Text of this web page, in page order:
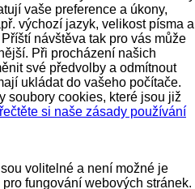
vaše preference a úkony,
výchozí jazyk, velikost písma a
návštěva tak pro vás může
Při procházení našich
své předvolby a odmítnout
ukládat do vašeho počítače.
soubory cookies, které jsou již
si naše zásady používání
volitelné a není možné je
fungování webových stránek.